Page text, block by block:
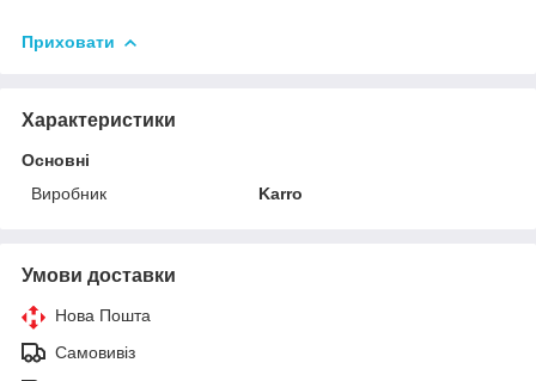
Приховати
Характеристики
Основні
Виробник
Karro
Умови доставки
Нова Пошта
Самовивіз